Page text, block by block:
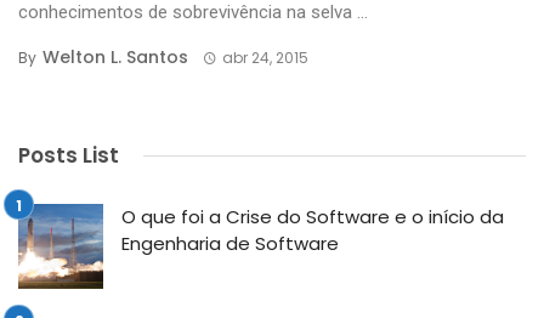
conhecimentos de sobrevivência na selva ...
By Welton L. Santos abr 24, 2015
Posts List
O que foi a Crise do Software e o início da
Engenharia de Software